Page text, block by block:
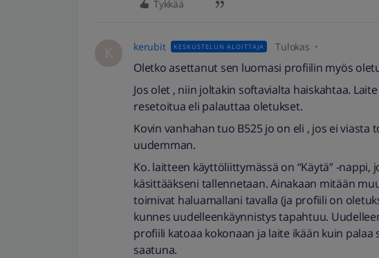
Tykkää
K kerubit KESKUSTELUN ALOITTAJA Tulokas
Oletko asettanut sen luomasi profiilin myös
Jos olet , niin joltakin softavialta haiskahtaa.
resetoitua eli palauttaa oletukset.
Kovin vanhahan tuo B525 jo on eli , jos ei
uudemman.
Ko. laitteen käyttöliittymässä on “Käytä” -nappi,
käsittääkseni tallennetaan. Ainakaan mitään
toimivat haluamallani tavalla (ja profiili on
kunnes uudelleenkäynnistys tapahtuu.
profiili katoaa kokonaan ja laite ikään kuin palaa
saatuna.